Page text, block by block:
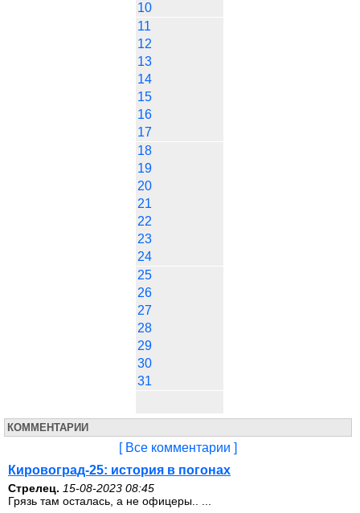
10
11
12
13
14
15
16
17
18
19
20
21
22
23
24
25
26
27
28
29
30
31
КОММЕНТАРИИ
[ Все комментарии ]
Кировоград-25: история в погонах
Стрелец. 15-08-2023 08:45
Грязь там осталась, а не офицеры.. ...